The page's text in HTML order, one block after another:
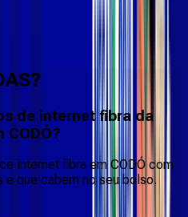
de internet fibra da
CODÓ?
internet fibra em CODÓ com
e que cabem no seu bolso.